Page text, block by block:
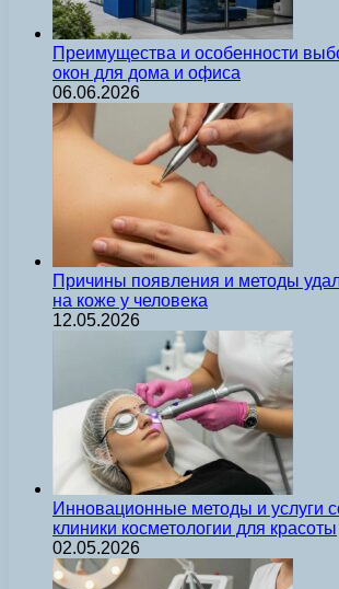
Преимущества и особенности
окон для дома и офиса
06.06.2026
Причины появления и методы
на коже у человека
12.05.2026
Инновационные методы и услуги
клиники косметологии для красоты
02.05.2026